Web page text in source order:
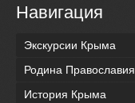
Навигация
Экскурсии Крыма
Родина Православия
История Крыма